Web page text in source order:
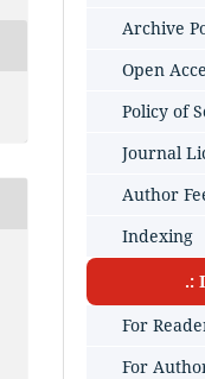
Archive
Open
Policy of
Journal
Author
Indexing
.:
For
For